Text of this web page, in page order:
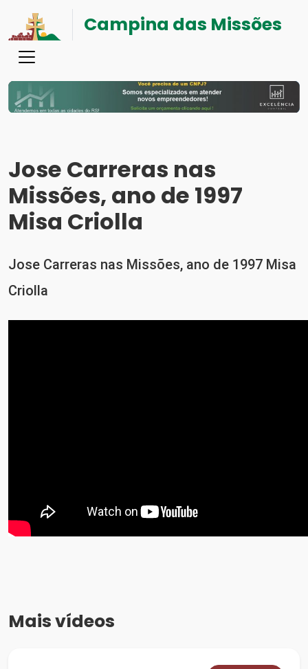
Campina das Missões
Jose Carreras nas
Missões, ano de 1997
Misa Criolla
Jose Carreras nas Missões, ano de 1997 Misa
Criolla
Mais vídeos